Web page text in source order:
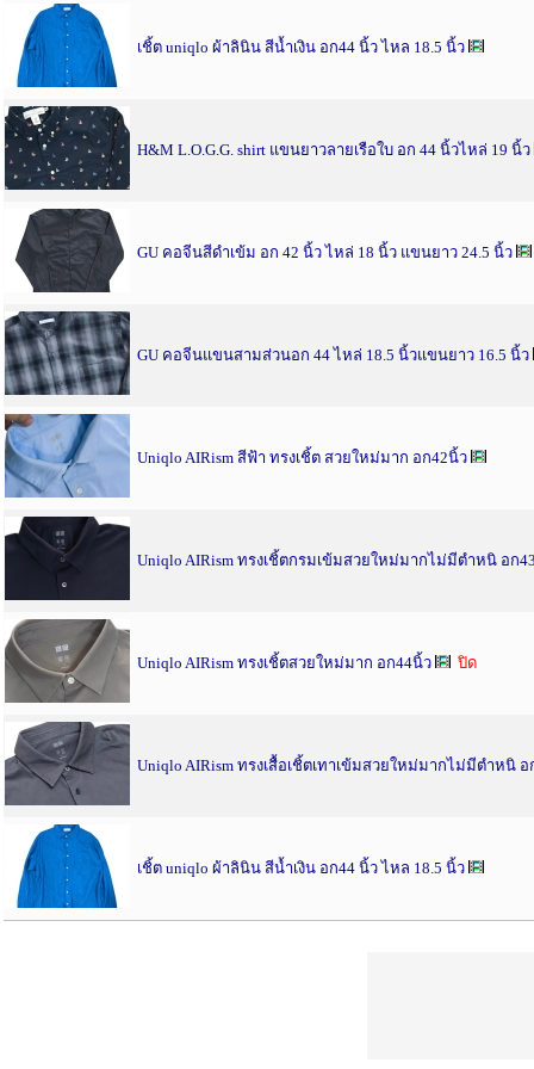
เชิ้ต uniqlo ผ้าลินิน สีน้ำเงิน อก44 นิ้ว ไหล 18.5 นิ้ว
H&M L.O.G.G. shirt แขนยาวลายเรือใบ อก 44 นิ้วไหล่ 19 นิ้ว
GU คอจีนสีดำเข้ม อก 42 นิ้ว ไหล่ 18 นิ้ว แขนยาว 24.5 นิ้ว
GU คอจีนแขนสามส่วนอก 44 ไหล่ 18.5 นิ้วแขนยาว 16.5 นิ้ว
Uniqlo AIRism สีฟ้า ทรงเชิ้ต สวยใหม่มาก อก42นิ้ว
Uniqlo AIRism ทรงเชิ้ตกรมเข้มสวยใหม่มากไม่มีตำหนิ อก
Uniqlo AIRism ทรงเชิ้ตสวยใหม่มาก อก44นิ้ว ปิด
Uniqlo AIRism ทรงเสื้อเชิ้ตเทาเข้มสวยใหม่มากไม่มีตำหนิ อ
เชิ้ต uniqlo ผ้าลินิน สีน้ำเงิน อก44 นิ้ว ไหล 18.5 นิ้ว